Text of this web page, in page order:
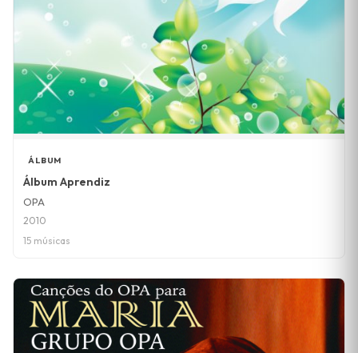
ÁLBUM
Álbum Aprendiz
OPA
2010
15 músicas